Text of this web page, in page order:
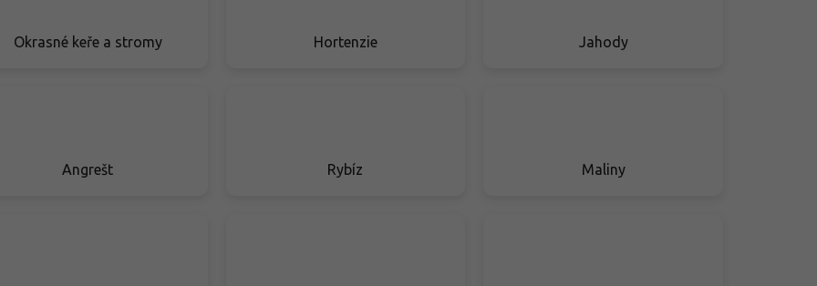
Okrasné keře a stromy Hortenzie Jahody
Angrešt Rybíz Maliny